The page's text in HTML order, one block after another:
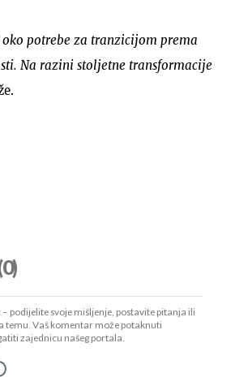
oko potrebe za tranzicijom prema
Na razini stoljetne transformacije
podijelite svoje mišljenje, postavite pitanja ili
temu. Vaš komentar može potaknuti
zajednicu našeg portala.